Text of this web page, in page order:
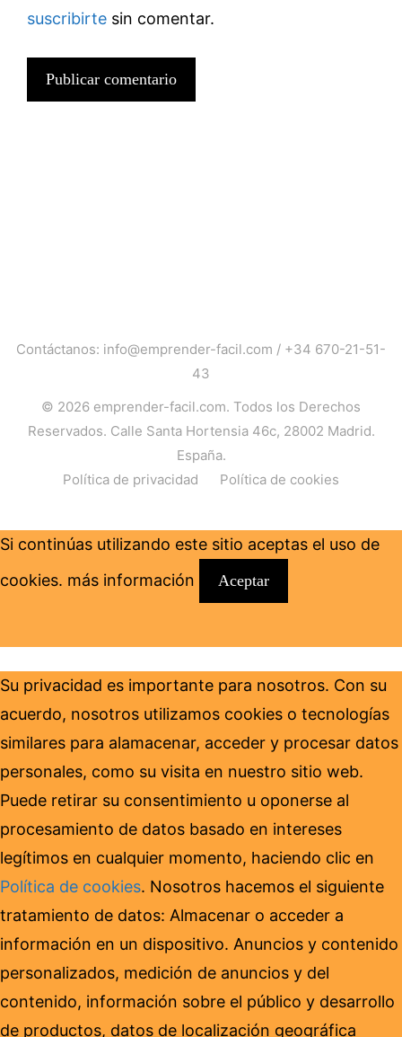
suscribirte sin comentar.
Contáctanos: info@emprender-facil.com / +34 670-21-51-
43
© 2026 emprender-facil.com. Todos los Derechos
Reservados. Calle Santa Hortensia 46c, 28002 Madrid.
España.
Política de privacidad
Política de cookies
Si continúas utilizando este sitio aceptas el uso de
cookies. más información Aceptar
Su privacidad es importante para nosotros. Con su
acuerdo, nosotros utilizamos cookies o tecnologías
similares para alamacenar, acceder y procesar datos
personales, como su visita en nuestro sitio web.
Puede retirar su consentimiento u oponerse al
procesamiento de datos basado en intereses
legítimos en cualquier momento, haciendo clic en
Política de cookies. Nosotros hacemos el siguiente
tratamiento de datos: Almacenar o acceder a
información en un dispositivo. Anuncios y contenido
personalizados, medición de anuncios y del
contenido, información sobre el público y desarrollo
de productos, datos de localización geográfica